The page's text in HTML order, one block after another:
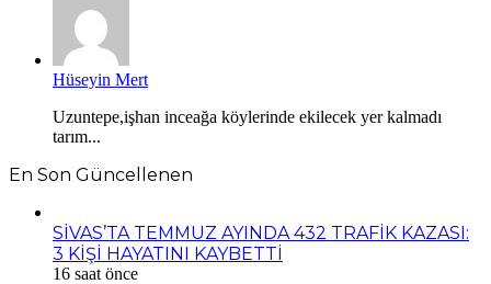
Hüseyin Mert
Uzuntepe,işhan inceağa köylerinde ekilecek yer kalmadı
tarım...
En Son Güncellenen
SİVAS’TA TEMMUZ AYINDA 432 TRAFİK KAZASI:
3 KİŞİ HAYATINI KAYBETTİ
16 saat önce